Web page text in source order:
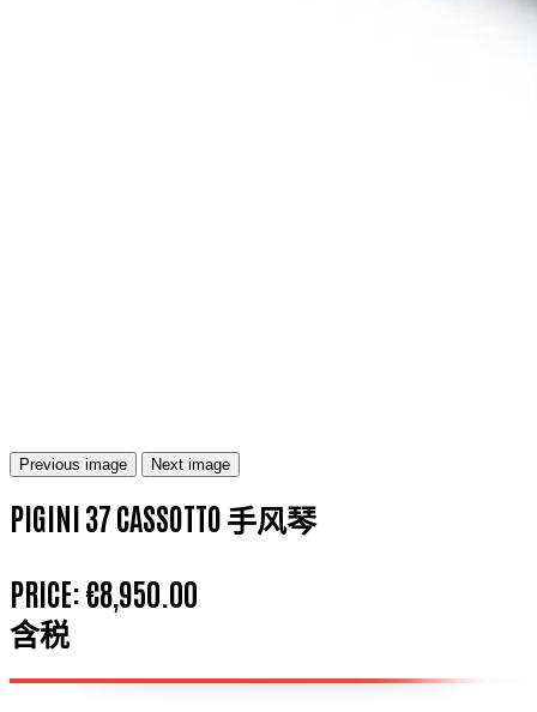
Previous image Next image
PIGINI 37 CASSOTTO 手风琴
PRICE:€8,950.00
含税